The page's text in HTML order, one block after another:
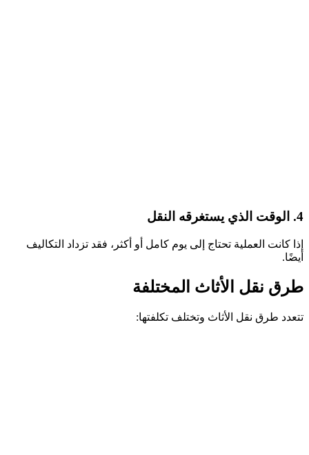
4. الوقت الذي يستغرقه النقل
إذا كانت العملية تحتاج إلى يوم كامل أو أكثر، فقد تزداد التكاليف
أيضًا.
طرق نقل الأثاث المختلفة
تتعدد طرق نقل الأثاث وتختلف تكلفتها: